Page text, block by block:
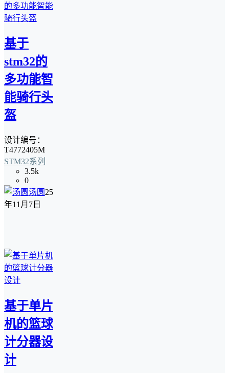
基于
stm32的
多功能智
能骑行头
盔
设计编号：
T4772405M
STM32系列
3.5k
0
汤圆 25
年11月7日
基于单片
机的篮球
计分器设
计